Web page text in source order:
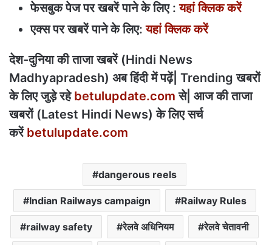
फेसबुक पेज पर खबरें पाने के लिए :यहां क्लिक करें
एक्स पर खबरें पाने के लिए:यहां क्लिक करें
देश-दुनिया की ताजा खबरें (Hindi News
Madhyapradesh) अब हिंदी में पढ़ें| Trending खबरों
के लिए जुड़े रहे betulupdate.com से| आज की ताजा
खबरों (Latest Hindi News) के लिए सर्च
करें betulupdate.com
dangerous reels
Indian Railways campaign Railway Rules
railway safety रेलवे अधिनियम रेलवे चेतावनी